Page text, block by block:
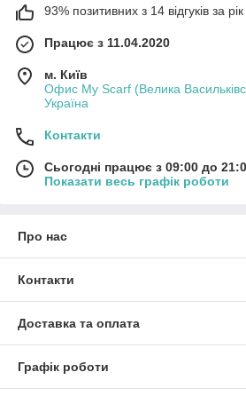
93% позитивних з 14 відгуків за рік
Працює з 11.04.2020
м. Київ
Офис My Scarf (Велика
Україна
Контакти
Сьогодні працює з 09:00 до
Показати весь графік роботи
Про нас
Контакти
Доставка та оплата
Графік роботи